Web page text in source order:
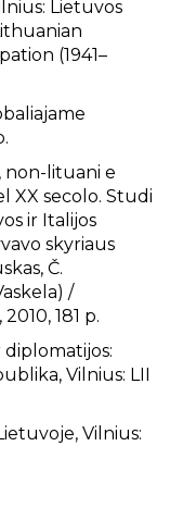
Lietuvos
(1941–
non-lituani e
XX secolo. Studi
ir Italijos
skyriaus
Č.
/
181 p.
diplomatijos:
Vilnius: LII
Vilnius: